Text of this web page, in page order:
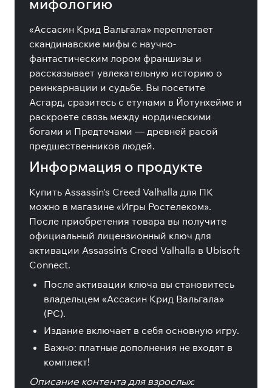
мифологию
«Ассасин Крид Вальгала» переплетает
скандинавские мифы с научно-
фантастическим лором франшизы и
рассказывает увлекательную историю о
реинкарнации и судьбе. Вы посетите
Асгард, сразитесь с етунами в Йотунхейме и
раскроете связь между нордическими
богами и Предтечами — древней расой
предшественников людей.
Информация о продукте
Купить Assassin's Creed Valhalla для ПК
можно в магазине «Игры Ростелеком».
После приобретения товара вы получите
официальный лицензионный ключ для
активации Assassin's Creed Valhalla в Ubisoft
Connect.
После активации ключа вы становитесь
владельцем «Ассасин Крид Вальгала»
(PC).
Издание включает в себя основную игру.
Важно: платные дополнения не входят в
комплект!
Описание контента для взрослых: